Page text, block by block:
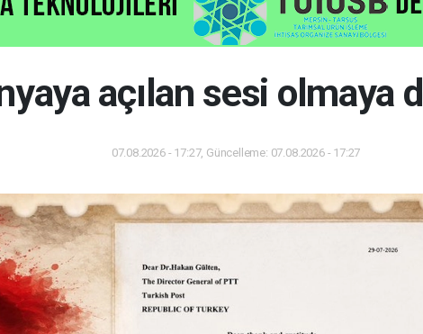
açılan sesi olmaya
07.08.2026 - 17:27, Güncelleme: 07.08.2026 - 17:27